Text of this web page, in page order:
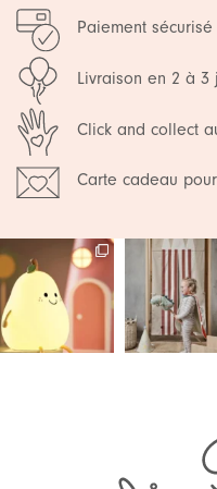
Paiement
Livraison en 2 à 3
Click and collect
Carte cadeau